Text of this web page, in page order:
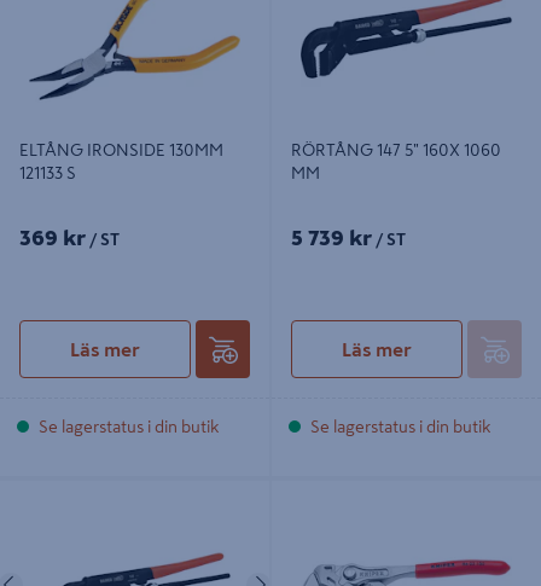
ELTÅNG IRONSIDE 130MM
121133 S
369 kr / ST
Läs mer
Se lagerstatus i din butik
RÖRTÅNG 147 5" 160X 1060
MM
5 739 kr / ST
Läs mer
Se lagerstatus i din butik
Föregående Nästa